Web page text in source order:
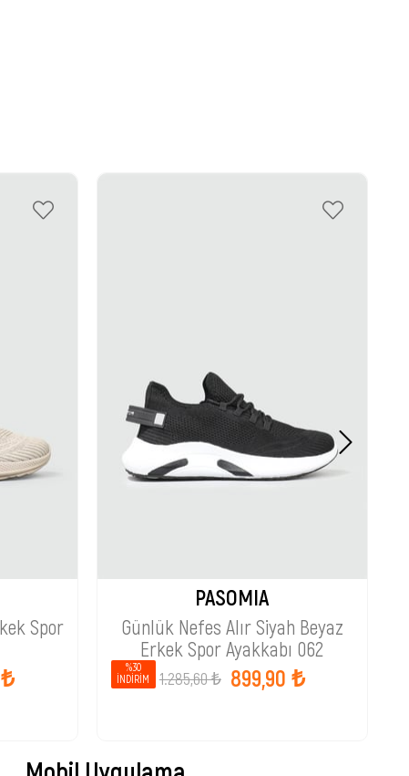
Spor
PASOMIA
Günlük Nefes Alır Siyah Beyaz
Erkek Spor Ayakkabı 062
899,90 ₺
1.285,60 ₺
%30
İNDIRIM